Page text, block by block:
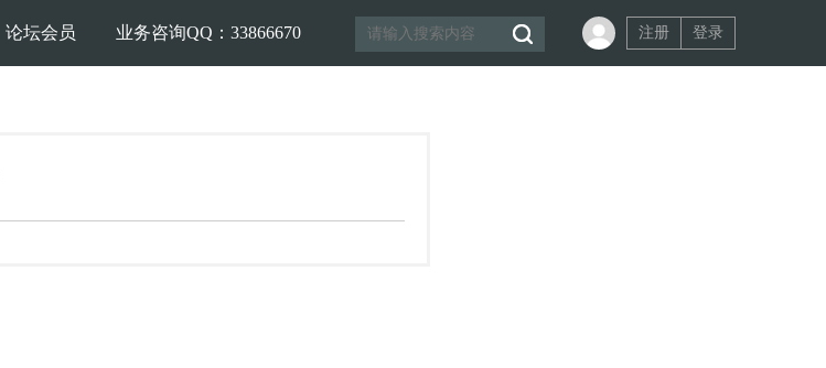
论坛会员 业务咨询QQ：33866670 注册 登录